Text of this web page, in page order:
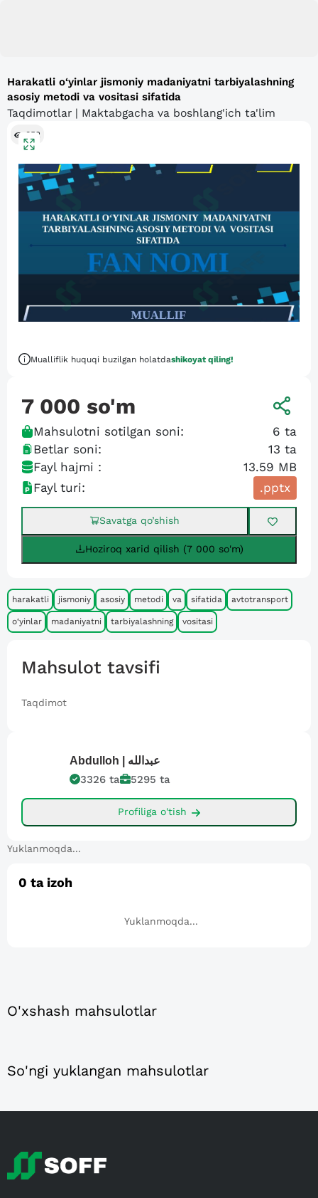
Harakatli o‘yinlar jismoniy madaniyatni tarbiyalashning
asosiy metodi va vositasi sifatida
Taqdimotlar | Maktabgacha va boshlang'ich ta'lim
852
Mualliflik huquqi buzilgan holatdashikoyat qiling!
7 000 so'm
Mahsulotni sotilgan soni: 6 ta
Betlar soni:
13 ta
Fayl hajmi :
13.59 MB
Fayl turi:
.pptx
Savatga qo’shish
Hoziroq xarid qilish (7 000 so'm)
harakatli jismoniy asosiy metodi va sifatida avtotransport
o‘yinlar madaniyatni tarbiyalashning vositasi
Mahsulot tavsifi
Taqdimot
Abdulloh | عبدالله
3326 ta 5295 ta
Profiliga o'tish
Yuklanmoqda...
0 ta izoh
Yuklanmoqda...
O'xshash mahsulotlar
So'ngi yuklangan mahsulotlar